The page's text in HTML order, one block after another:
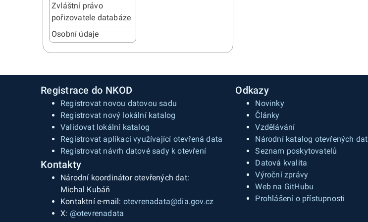
Zvláštní právo
pořizovatele databáze
Osobní údaje
Registrace do NKOD
Registrovat novou datovou sadu
Registrovat nový lokální katalog
Validovat lokální katalog
Registrovat aplikaci využívající otevřená data
Registrovat návrh datové sady k otevření
Kontakty
Národní koordinátor otevřených dat:
Michal Kubáň
Kontaktní e-mail: otevrenadata@dia.gov.cz
X: @otevrenadata
Odkazy
Novinky
Články
Vzdělávání
Národní katalog otevřených dat
Seznam poskytovatelů
Datová kvalita
Výroční zprávy
Web na GitHubu
Prohlášení o přístupnosti